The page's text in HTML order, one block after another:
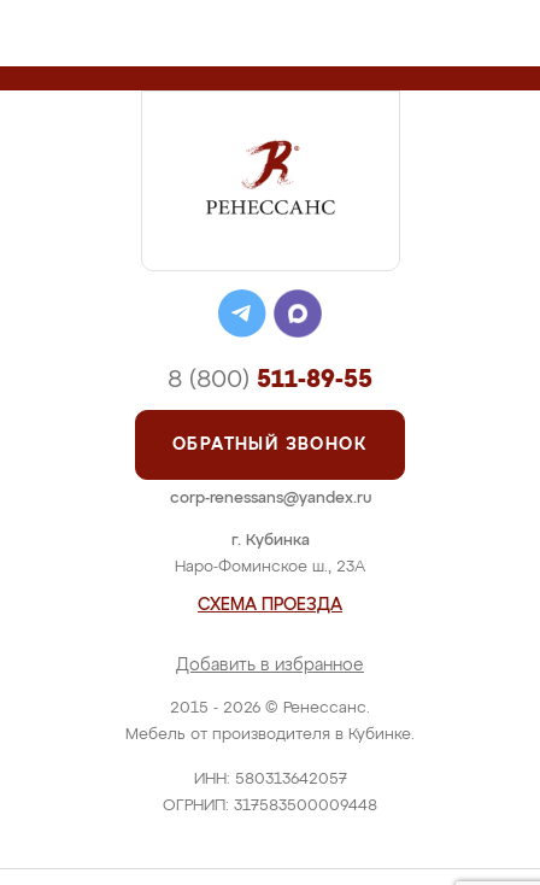
2015 - 2026 © Ренессанс.
Мебель от производителя в Кубинке.
ИНН: 580313642057
ОГРНИП: 317583500009448
г. Кубинка
Наро-Фоминское ш., 23А
СХЕМА ПРОЕЗДА
Добавить в избранное
8 (800) 511-89-55
ОБРАТНЫЙ ЗВОНОК
corp-renessans@yandex.ru